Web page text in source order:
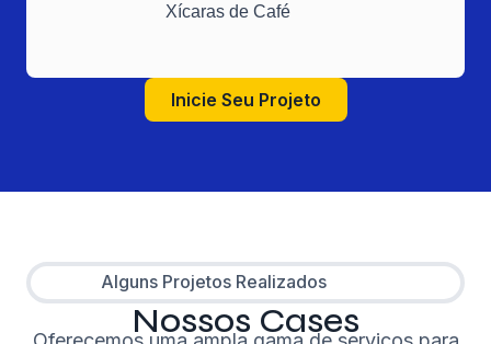
Xícaras de Café
Inicie Seu Projeto
Alguns Projetos Realizados
Nossos Cases